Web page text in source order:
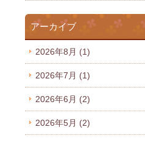
アーカイブ
2026年8月 (1)
2026年7月 (1)
2026年6月 (2)
2026年5月 (2)